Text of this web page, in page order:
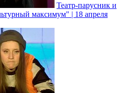
Театр-парусник и
максимум" | 18 апреля